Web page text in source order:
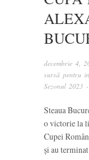
decembrie 4,
sursă pentru
Sezonul 2023
Steaua
o victorie la
Cupei
și au